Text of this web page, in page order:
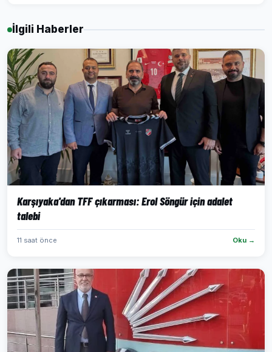
İlgili Haberler
Karşıyaka'dan TFF çıkarması: Erol Söngür için adalet
talebi
11 saat önce Oku →